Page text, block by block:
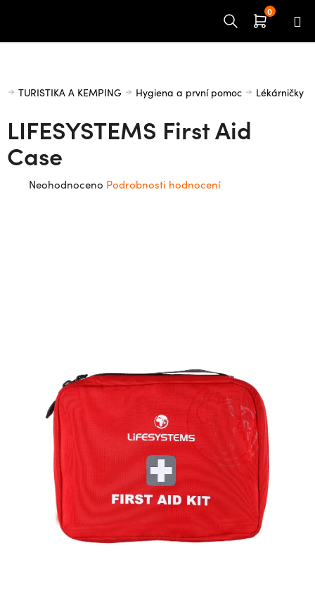
Domů
TURISTIKA A KEMPING Hygiena a první pomoc Lékárničky
LIFESYSTEMS First Aid
Case
Průměrné
Neohodnoceno Podrobnosti hodnocení